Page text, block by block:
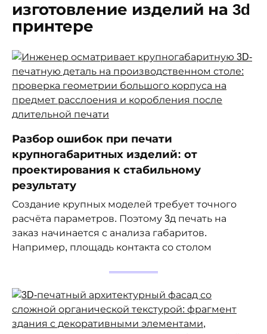
изготовление изделий на 3d
принтере
Разбор ошибок при печати
крупногабаритных изделий: от
проектирования к стабильному
результату
Создание крупных моделей требует точного
расчёта параметров. Поэтому 3д печать на
заказ начинается с анализа габаритов.
Например, площадь контакта со столом